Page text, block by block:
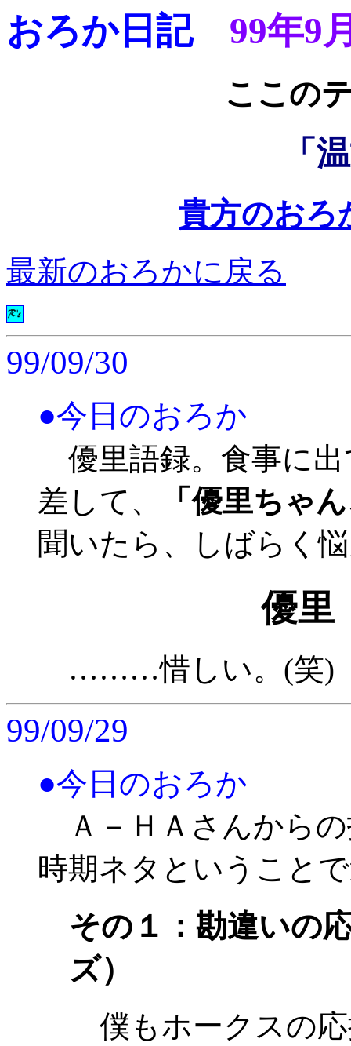
おろか日記 99年9
ここ
「
貴方のおろ
最新のおろかに戻る
99/09/30
●今日のおろか
優里語録。食事に出
差して、
「優里ちゃ
聞いたら、しばらく
優里
………惜しい。(笑)
99/09/29
●今日のおろか
Ａ－ＨＡさんから
時期ネタということ
その１：勘違いの
ズ）
僕もホークスの